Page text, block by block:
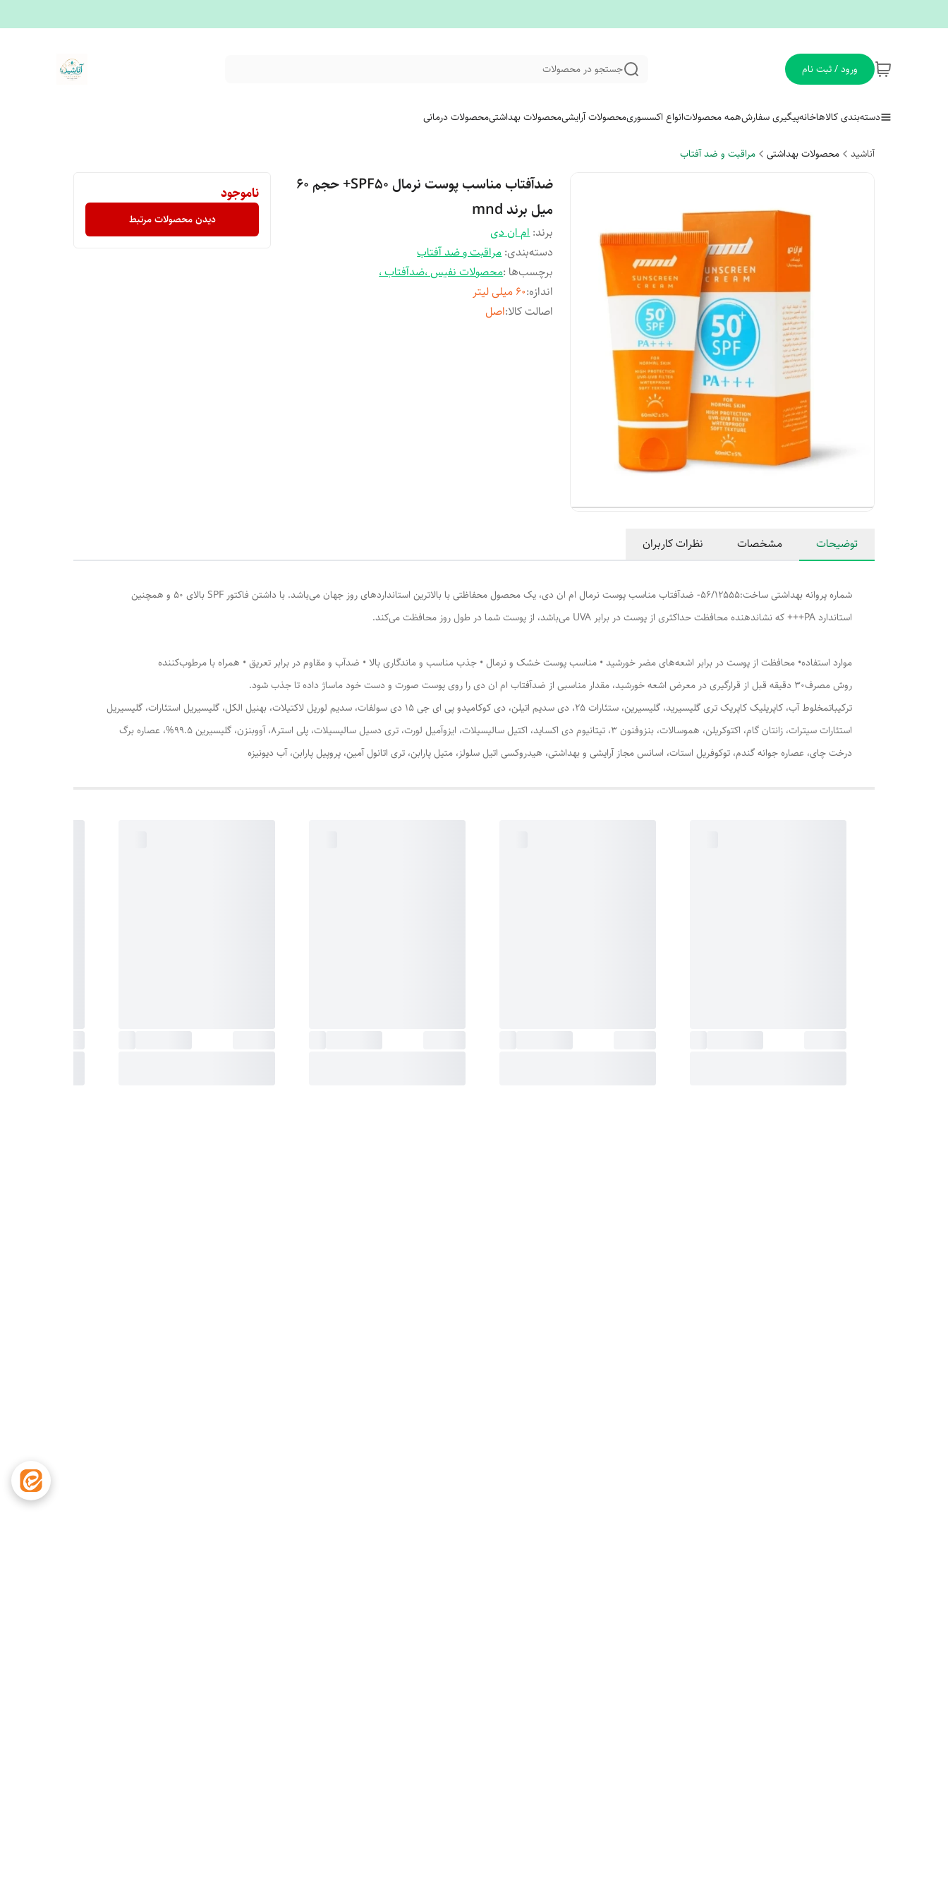
ورود / ثبت نام جستجو در محصولات
دسته‌بندی کالاهاخانهپیگیری سفارشهمه محصولاتانواع اکسسوریمحصولات آرایشیمحصولات بهداشتیمحصولات درمانی
آناشید محصولات بهداشتی مراقبت و ضد آفتاب
ضدآفتاب مناسب پوست نرمال SPF50+ حجم ۶۰
میل برند mnd
برند:ام ان دی
دسته‌بندی:مراقبت و ضد آفتاب
برچسب‌ها :محصولات نفیس ،ضدآفتاب ،
اندازه:۶۰ میلی لیتر
اصالت کالا:اصل
ناموجود
دیدن محصولات مرتبط
توضیحات مشخصات نظرات کاربران
شماره پروانه بهداشتی ساخت:56/12555- ضدآفتاب مناسب پوست نرمال ام ان دی، یک محصول محفاظتی با بالاترین استانداردهای روز جهان می‌باشد. با داشتن فاکتور SPF بالای 50 و همچنین
استاندارد PA+++ که نشاندهنده محافظت حداکثری از پوست در برابر UVA می‌باشد، از پوست شما در طول روز محافظت می‌کند.
موارد استفاده• محافظت از پوست در برابر اشعه‌های مضر خورشید • مناسب پوست خشک و نرمال • جذب مناسب و ماندگاری بالا • ضدآب و مقاوم در برابر تعریق • همراه با مرطوب‌کننده
روش مصرف30 دقیقه قبل از قرارگیری در معرض اشعه خورشید، مقدار مناسبی از ضدآفتاب ام ان دی را روی پوست صورت و دست خود ماساژ داده تا جذب شود.
ترکیباتمخلوط آب، کاپریلیک کاپریک تری گلیسیرید، گلیسیرین، ستئارات 25، دی سدیم اتیلن، دی کوکامیدو پی ای جی 15 دی سولفات، سدیم لوریل لاکتیلات، بهنیل الکل، گلیسیریل استئارات، گلیسیریل
استئارات سیترات، زانتان گام، اکتوکریلن، هموسالات، بنزوفنون 3، تیتانیوم دی اکساید، اکتیل سالیسیلات، ایزوآمیل لورت، تری دسیل سالیسیلات، پلی استر8، آووبنزن، گلیسیرین 99.5%، عصاره برگ
درخت چای، عصاره جوانه گندم، توکوفریل استات، اسانس مجاز آرایشی و بهداشتی، هیدروکسی اتیل سلولز، متیل پارابن، تری اتانول آمین، پروپیل پارابن، آب دیونیزه